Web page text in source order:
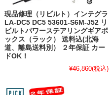
現品修理（リビルト）インテグラ
LA-DC5 DC5 53601-S6M-J52 リ
ビルトパワーステアリングギアボ
ックス（ラック） 送料込(北海
道、離島送料別） ２年保証 カー
ドOK！
¥46,860(税込)